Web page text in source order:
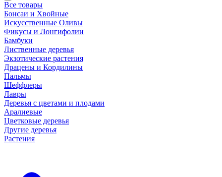
Все товары
Бонсаи и Хвойные
Искусственные Оливы
Фикусы и Лонгифолии
Бамбуки
Лиственные деревья
Экзотические растения
Драцены и Кордилины
Пальмы
Шеффлеры
Лавры
Деревья с цветами и плодами
Аралиевые
Цветковые деревья
Другие деревья
Растения